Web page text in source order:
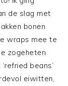
de slag met
bonen
wraps mee te
zogeheten
beans’
eiwitten,